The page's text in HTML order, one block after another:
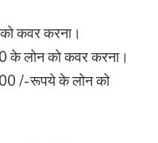
कवर करना।
लोन को कवर करना।
/- रूपये के लोन को